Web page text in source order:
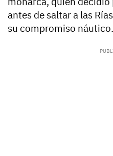
antes de saltar a las
su compromiso náutico.